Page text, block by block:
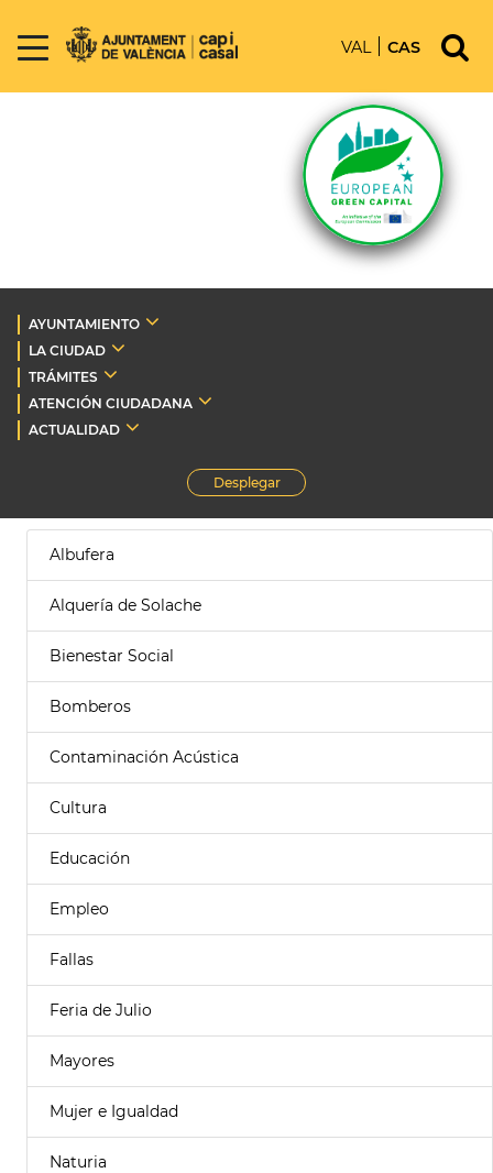
VAL CAS
AYUNTAMIENTO
LA CIUDAD
TRÁMITES
ATENCIÓN CIUDADANA
ACTUALIDAD
Desplegar
Albufera
Alquería de Solache
Bienestar Social
Bomberos
Contaminación Acústica
Cultura
Educación
Empleo
Fallas
Feria de Julio
Mayores
Mujer e Igualdad
Naturia